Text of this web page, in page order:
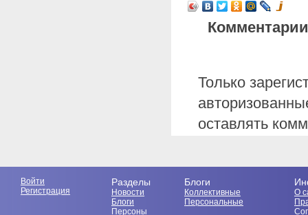
Только
оставлять
Войти
Регистрация
Разделы
Новости
Блоги
Персоны
Блоги
Коллективные
Персональные
О